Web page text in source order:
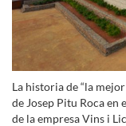
La historia de “la
de Josep Pitu Roca
de la empresa Vins i